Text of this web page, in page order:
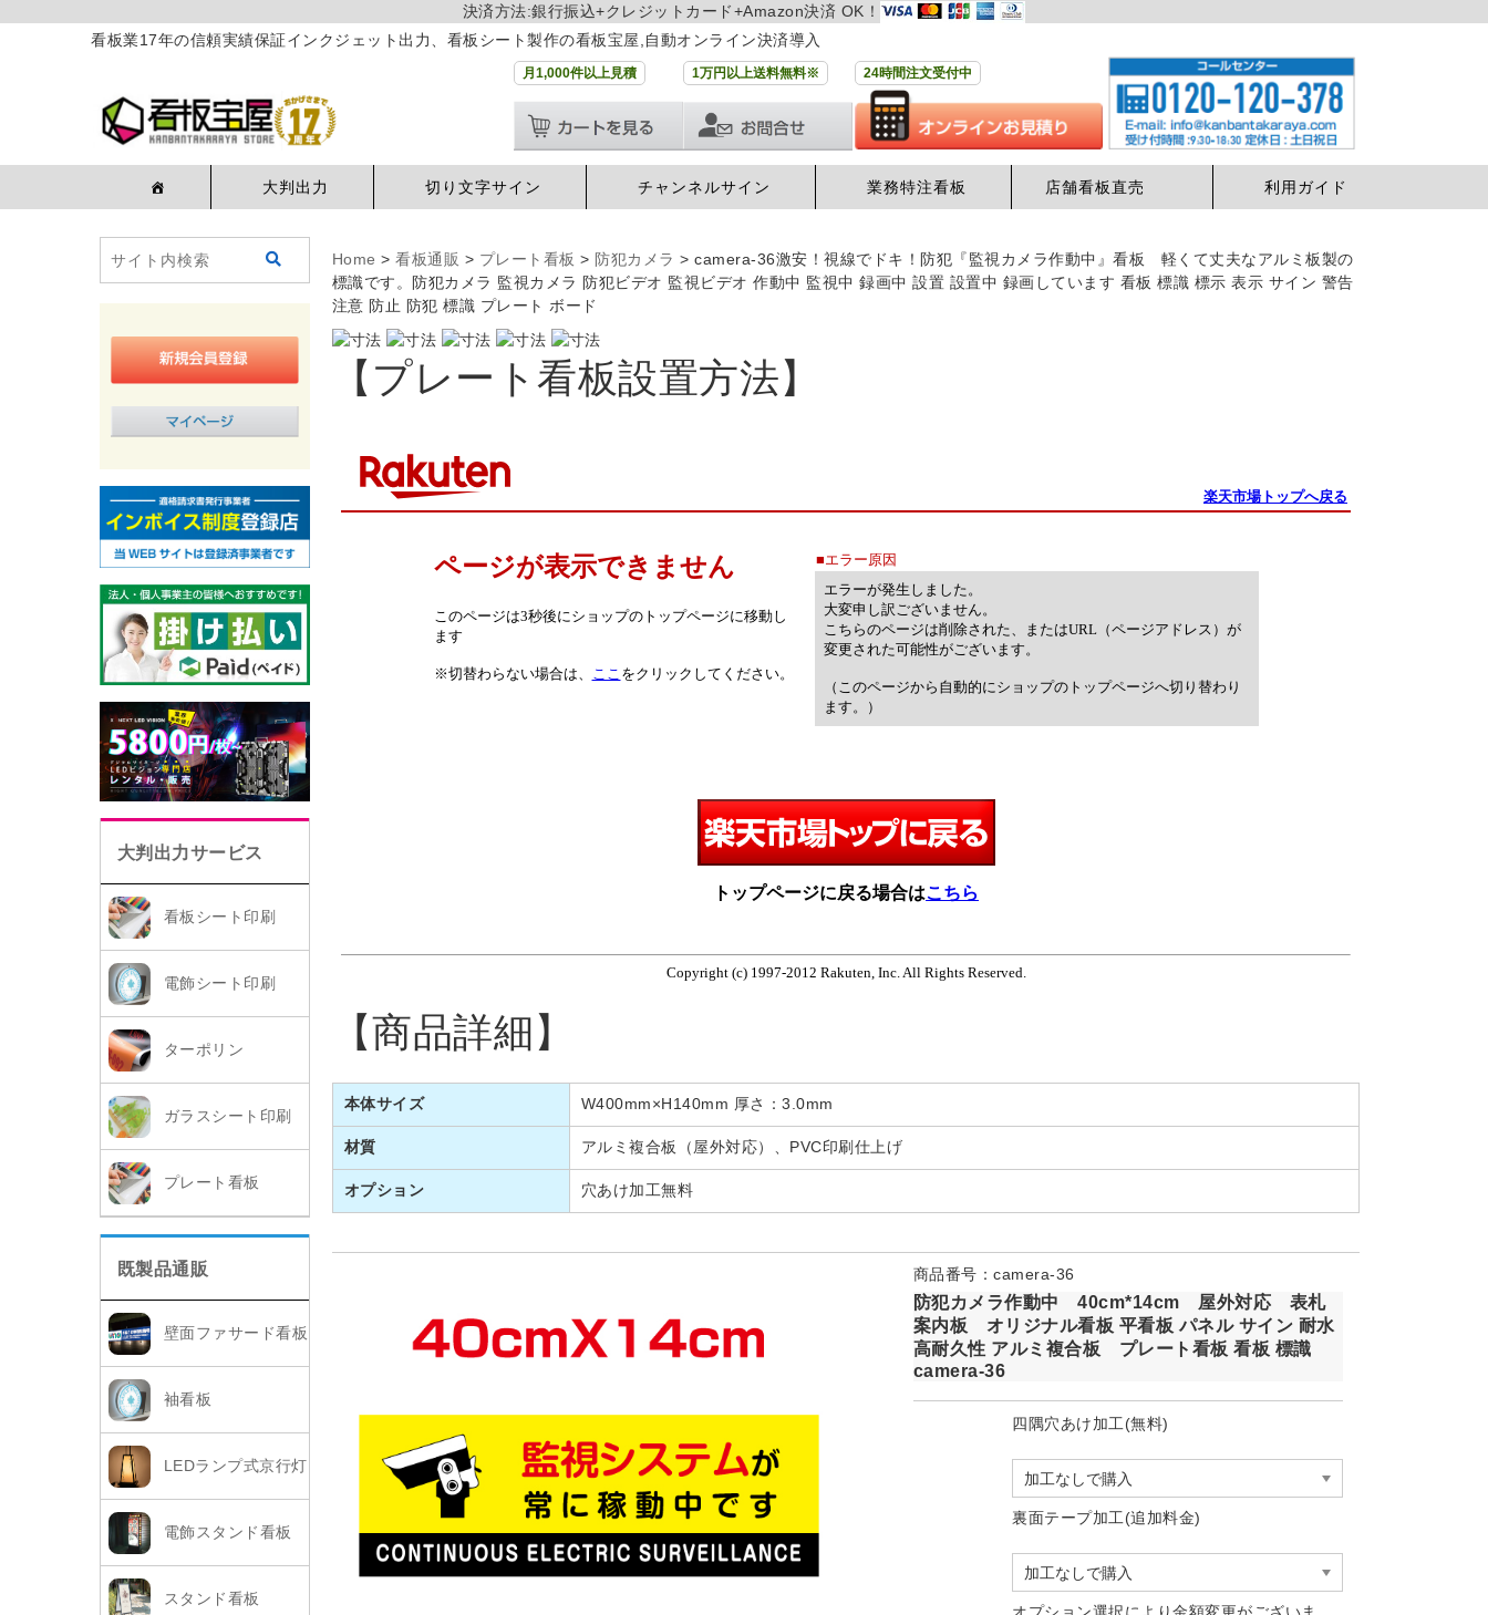
決済方法:銀行振込+クレジットカード+Amazon決済 OK！
看板業17年の信頼実績保証インクジェット出力、看板シート製作の看板宝屋,自動オンライン決済導入
月1,000件以上見積 1万円以上送料無料※ 24時間注文受付中
大判出力 切り文字サイン チャンネルサイン 業務特注看板 店舗看板直売 利用ガイド
大判出力サービス
看板シート印刷
電飾シート印刷
ターポリン
ガラスシート印刷
プレート看板
既製品通販
壁面ファサード看板
袖看板
LEDランプ式京行灯
電飾スタンド看板
スタンド看板
Home > 看板通販 > プレート看板 > 防犯カメラ > camera-36激安！視線でドキ！防犯『監視カメラ作動中』看板 軽くて丈夫なアルミ板製の
標識です。防犯カメラ 監視カメラ 防犯ビデオ 監視ビデオ 作動中 監視中 録画中 設置 設置中 録画しています 看板 標識 標示 表示 サイン 警告
注意 防止 防犯 標識 プレート ボード
【プレート看板設置方法】
【商品詳細】
本体サイズ W400mm×H140mm 厚さ：3.0mm
材質 アルミ複合板（屋外対応）、PVC印刷仕上げ
オプション 穴あけ加工無料
商品番号：camera-36
防犯カメラ作動中 40cm*14cm 屋外対応 表札
案内板 オリジナル看板 平看板 パネル サイン 耐水
高耐久性 アルミ複合板 プレート看板 看板 標識
camera-36
四隅穴あけ加工(無料)
裏面テープ加工(追加料金)
オプション選択により金額変更がございま